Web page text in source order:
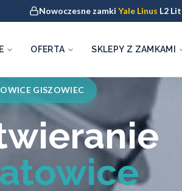
Nowoczesne zamki Yale Linus L2
OFERTA SKLEPY Z ZAMKAMI
GISZOWIEC